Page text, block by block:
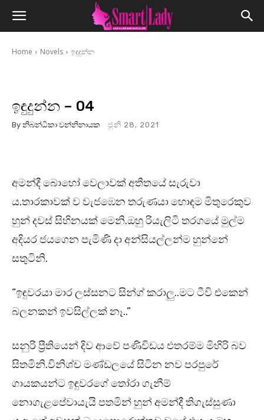
Home Novels ඉඳුදුන්න
ඉඳුදුන්න – 04
By නිබන්ධිකා වන්නිනායක ජූනි 28, 2021
අමන්දී බොහෝ වෙලාවක් අතීතයේ සැරුවා
ය.තාරකාවක් ව වැජඹෙන තරුණයා හොඳම මිතුරෙකුව
හුන් දවස් සිහිනයක් මෙනි.ඔහු රියැලිටි තරගයේ මුල්ම
අදියර ජයගෙන පැමිණි දා අන්සියල්ලන්ම හුන්නේ
සතුටිනි.
“ඉඳුවරයා මාර ලස්සනට සින්ග් කරාලු..මට ටීවි එකෙන්
බලනකන් ඉවසිල්ලක් නෑ..”
සනුරි ප්‍රීතියෙන් දිව ආවේ පණිවිඩය එතරම්ම මිහිරි බව
සිතමිනි.විනිශ්ච මණ්ඩලයේ සිටින නව පරපුරේ
ගායකයන්ට ඉඳුවරගේ තෝරා ගැනීම්
නොගැළපේවායැයි පතමින් හුන් අමන්දී තිගැස්සුණා